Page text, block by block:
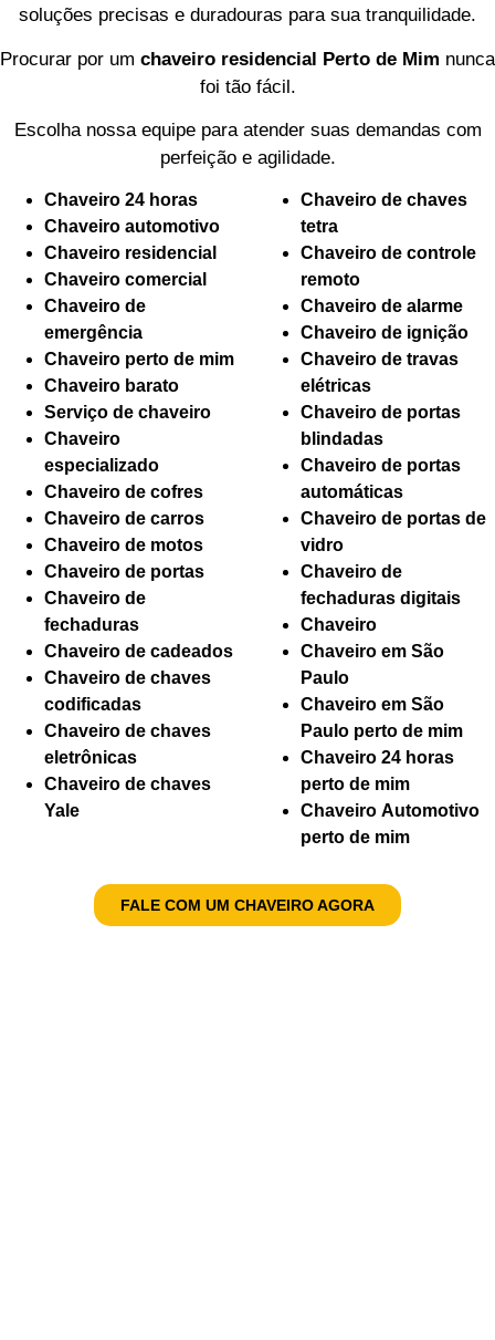
soluções precisas e duradouras para sua tranquilidade.
Procurar por um chaveiro residencial Perto de Mim nunca
foi tão fácil.
Escolha nossa equipe para atender suas demandas com
perfeição e agilidade.
Chaveiro 24 horas
Chaveiro automotivo
Chaveiro residencial
Chaveiro comercial
Chaveiro de
emergência
Chaveiro perto de mim
Chaveiro barato
Serviço de chaveiro
Chaveiro
especializado
Chaveiro de cofres
Chaveiro de carros
Chaveiro de motos
Chaveiro de portas
Chaveiro de
fechaduras
Chaveiro de cadeados
Chaveiro de chaves
codificadas
Chaveiro de chaves
eletrônicas
Chaveiro de chaves
Yale
Chaveiro de chaves
tetra
Chaveiro de controle
remoto
Chaveiro de alarme
Chaveiro de ignição
Chaveiro de travas
elétricas
Chaveiro de portas
blindadas
Chaveiro de portas
automáticas
Chaveiro de portas de
vidro
Chaveiro de
fechaduras digitais
Chaveiro
Chaveiro em São
Paulo
Chaveiro em São
Paulo perto de mim
Chaveiro 24 horas
perto de mim
Chaveiro Automotivo
perto de mim
FALE COM UM CHAVEIRO AGORA